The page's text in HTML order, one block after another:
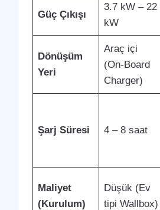
Güç Çıkışı
3.7 kW – 22
kW
Dönüşüm
Yeri
Araç içi
(On-Board
Charger)
Şarj Süresi 4 – 8 saat
Maliyet
(Kurulum)
Düşük (Ev
tipi Wallbox)